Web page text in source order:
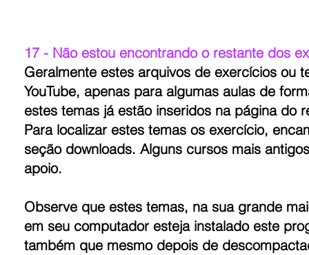
17 - Não estou encontrando o restante dos
Geralmente estes arquivos de exercícios ou
YouTube, apenas para algumas aulas de
estes temas já estão inseridos na página do
Para localizar estes temas os exercício,
seção downloads. Alguns cursos mais
apoio.
Observe que estes temas, na sua grande
em seu computador esteja instalado este
também que mesmo depois de